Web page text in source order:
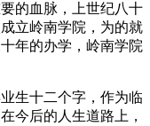
的血脉，上世纪八十
立岭南学院，为的就
年的办学，岭南学院
生十二个字，作为临
今后的人生道路上，